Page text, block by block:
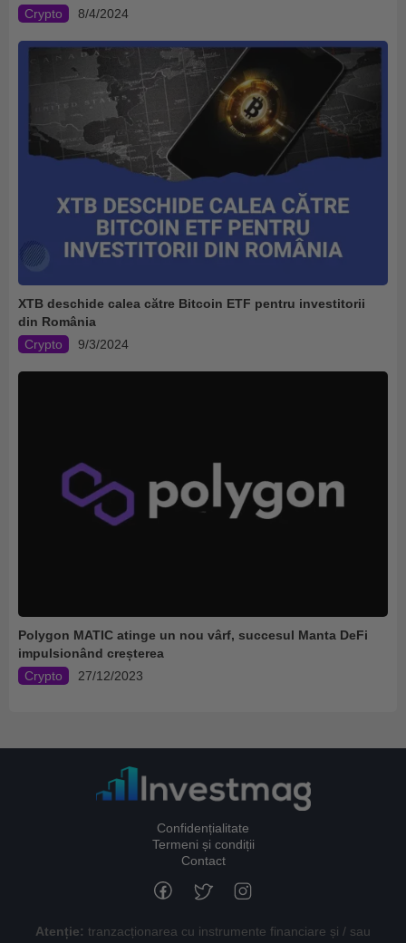
Crypto
8/4/2024
XTB deschide calea către Bitcoin ETF pentru investitorii
din România
Crypto
9/3/2024
Polygon MATIC atinge un nou vârf, succesul Manta DeFi
impulsionând creșterea
Crypto
27/12/2023
Confidențialitate
Termeni și condiții
Contact
Atenție: tranzacționarea cu instrumente financiare și / sau